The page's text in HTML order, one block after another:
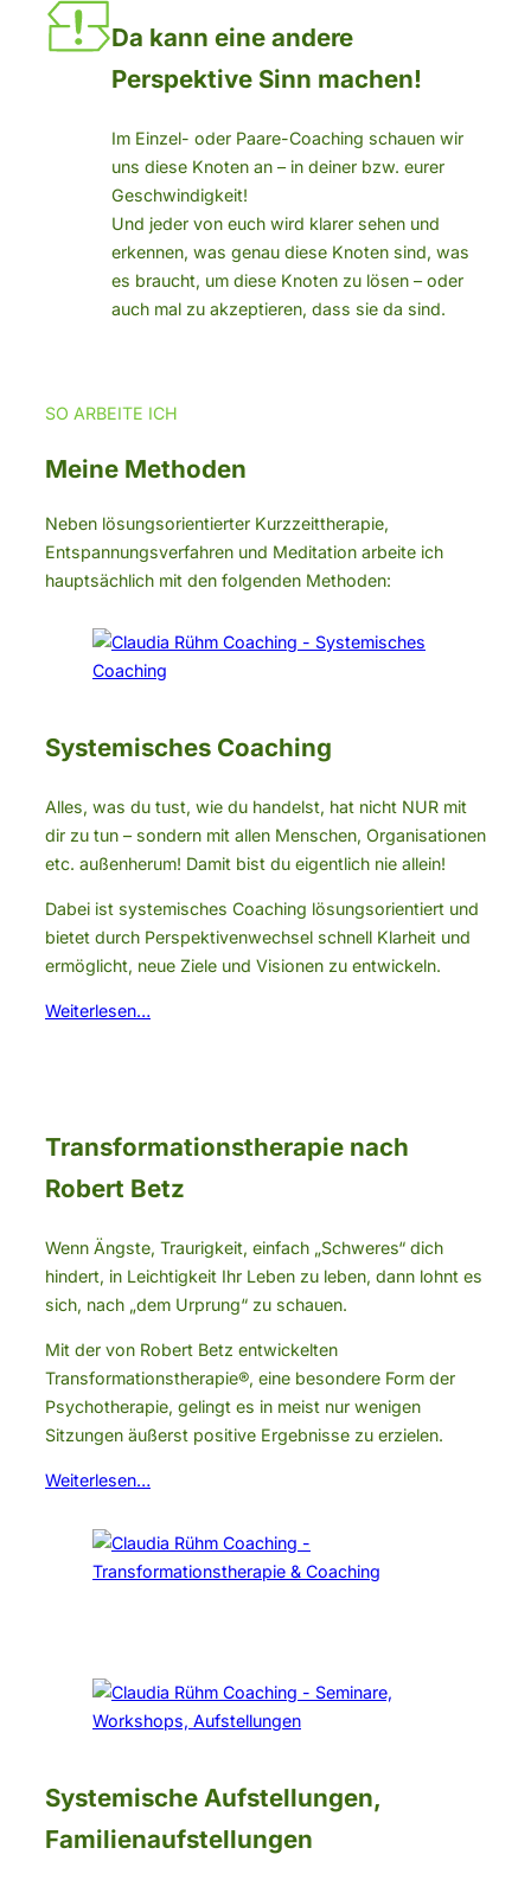
Da kann eine andere
Perspektive Sinn machen!
Im Einzel- oder Paare-Coaching schauen wir
uns diese Knoten an – in deiner bzw. eurer
Geschwindigkeit!
Und jeder von euch wird klarer sehen und
erkennen, was genau diese Knoten sind, was
es braucht, um diese Knoten zu lösen – oder
auch mal zu akzeptieren, dass sie da sind.
SO ARBEITE ICH
Meine Methoden
Neben lösungsorientierter Kurzzeittherapie,
Entspannungsverfahren und Meditation arbeite ich
hauptsächlich mit den folgenden Methoden:
Systemisches Coaching
Alles, was du tust, wie du handelst, hat nicht NUR mit
dir zu tun – sondern mit allen Menschen, Organisationen
etc. außenherum! Damit bist du eigentlich nie allein!
Dabei ist systemisches Coaching lösungsorientiert und
bietet durch Perspektivenwechsel schnell Klarheit und
ermöglicht, neue Ziele und Visionen zu entwickeln.
Weiterlesen…
Transformationstherapie nach
Robert Betz
Wenn Ängste, Traurigkeit, einfach „Schweres“ dich
hindert, in Leichtigkeit Ihr Leben zu leben, dann lohnt es
sich, nach „dem Urprung“ zu schauen.
Mit der von Robert Betz entwickelten
Transformationstherapie®, eine besondere Form der
Psychotherapie, gelingt es in meist nur wenigen
Sitzungen äußerst positive Ergebnisse zu erzielen.
Weiterlesen…
Systemische Aufstellungen,
Familienaufstellungen